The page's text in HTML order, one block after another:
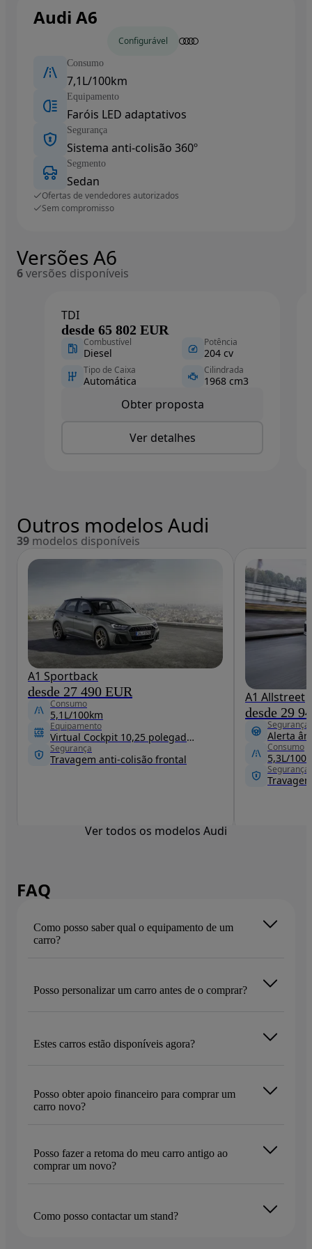
Audi A6
Configurável
Consumo
7,1L/100km
Equipamento
Faróis LED adaptativos
Segurança
Sistema anti-colisão 360º
Segmento
Sedan
Ofertas de vendedores autorizados
Sem compromisso
Versões A6
6versões disponíveis
TDI
desde 65 802 EUR
Combustível
Diesel
Potência
204 cv
Tipo de Caixa
Automática
Cilindrada
1968 cm3
Obter proposta
Ver detalhes
Outros modelos Audi
39 modelos disponíveis
A1 Sportback
desde 27 490 EUR
Consumo
5,1L/100km
Equipamento
Virtual Cockpit 10,25 polegadas
Segurança
Travagem anti-colisão frontal
A1 Allstreet
desde 29
Segurança
Alerta
Consumo
5,3L/
Segurança
Ver todos os modelos Audi
FAQ
Como posso saber qual o equipamento de um
carro?
Posso personalizar um carro antes de o comprar?
Estes carros estão disponíveis agora?
Posso obter apoio financeiro para comprar um
carro novo?
Posso fazer a retoma do meu carro antigo ao
comprar um novo?
Como posso contactar um stand?